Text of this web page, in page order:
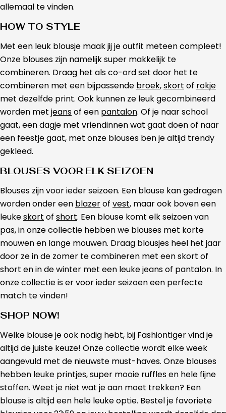
allemaal te vinden.
HOW TO STYLE
Met een leuk blousje maak jij je outfit meteen compleet!
Onze blouses zijn namelijk super makkelijk te
combineren. Draag het als co-ord set door het te
combineren met een bijpassende broek,skort of rokje
met dezelfde print. Ook kunnen ze leuk gecombineerd
worden met jeansof een pantalon. Of je naar school
gaat, een dagje met vriendinnen wat gaat doen of naar
een feestje gaat, met onze blouses ben je altijd trendy
gekleed.
BLOUSES VOOR ELK SEIZOEN
Blouses zijn voor ieder seizoen. Een blouse kan gedragen
worden onder een blazerof vest, maar ook boven een
leukeskort of short. Een blouse komt elk seizoen van
pas, in onze collectie hebben we blouses met korte
mouwen en lange mouwen. Draag blousjes heel het jaar
door ze in de zomer te combineren met een skort of
short en in de winter met een leuke jeans of pantalon. In
onze collectie is er voor ieder seizoen een perfecte
match te vinden!
SHOP NOW!
Welke blouse je ook nodig hebt, bij Fashiontiger vind je
altijd de juiste keuze! Onze collectie wordt elke week
aangevuld met de nieuwste must-haves. Onze blouses
hebben leuke printjes, super mooie ruffles en hele fijne
stoffen. Weet je niet wat je aan moet trekken? Een
blouse is altijd een hele leuke optie. Bestel je favoriete